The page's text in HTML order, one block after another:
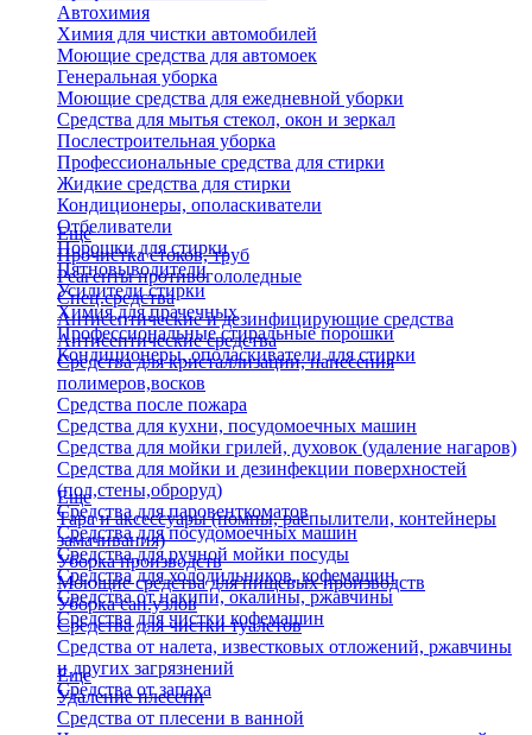
Автохимия
Химия для чистки автомобилей
Моющие средства для автомоек
Генеральная уборка
Моющие средства для ежедневной уборки
Средства для мытья стекол, окон и зеркал
Послестроительная уборка
Профессиональные средства для стирки
Жидкие средства для стирки
Кондиционеры, ополаскиватели
Отбеливатели
Порошки для стирки
Пятновыводители
Усилители стирки
Химия для прачечных
Профессиональные стиральные порошки
Кондиционеры, ополаскиватели для стирки
Еще
Прочистка стоков, труб
Реагенты противогололедные
Спец.средства
Антисептические и дезинфицирующие средства
Антисептические средства
Средства для кристаллизации, нанесения
полимеров,восков
Средства после пожара
Средства для кухни, посудомоечных машин
Средства для мойки грилей, духовок (удаление нагаров)
Средства для мойки и дезинфекции поверхностей
(пол,стены,оброруд)
Средства для паровенткоматов
Средства для посудомоечных машин
Средства для ручной мойки посуды
Средства для холодильников, кофемашин
Средства от накипи, окалины, ржавчины
Средства для чистки кофемашин
Еще
Тара и аксессуары (помпы, распылители, контейнеры
замачивания)
Уборка производств
Моющие средства для пищевых производств
Уборка сан.узлов
Средства для чистки туалетов
Средства от налета, известковых отложений, ржавчины
и других загрязнений
Средства от запаха
Еще
Удаление плесени
Средства от плесени в ванной